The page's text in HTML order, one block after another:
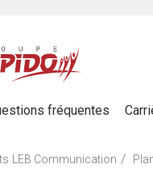
fréquentes
LEB Communication /